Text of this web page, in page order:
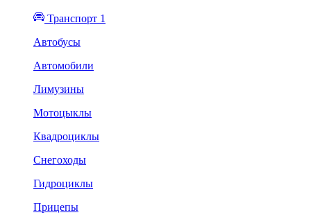
Транспорт 1
Автобусы
Автомобили
Лимузины
Мотоцыклы
Квадроциклы
Снегоходы
Гидроциклы
Прицепы